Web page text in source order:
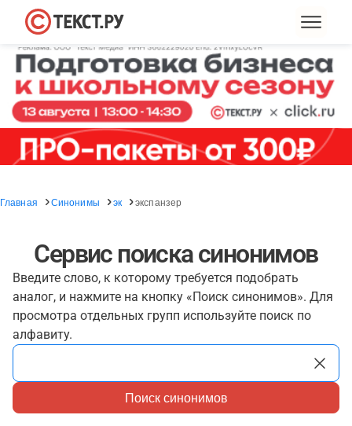
Главная Синонимы эк экспанзер
Сервис поиска синонимов
Введите слово, к которому требуется подобрать
аналог, и нажмите на кнопку «Поиск синонимов». Для
просмотра отдельных групп используйте поиск по
алфавиту.
Поиск синонимов